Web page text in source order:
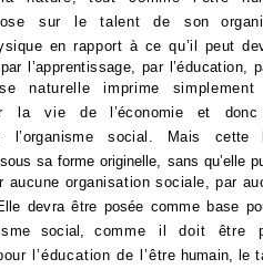
sur le talent de son
en rapport à ce qu’il peut
l’apprentissage, par l’éducation,
naturelle imprime simplement
la vie de
l’économie et
l’organisme social. Mais cette
sa forme originelle, sans qu’elle
aucune organisation sociale, par
devra être posée comme base
social,
comme il doit être
l’éducation de l’être humain, le